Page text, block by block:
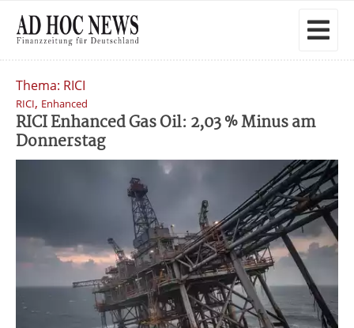
Thema: RICI
RICI, Enhanced
RICI Enhanced Gas Oil: 2,03 % Minus am
Donnerstag